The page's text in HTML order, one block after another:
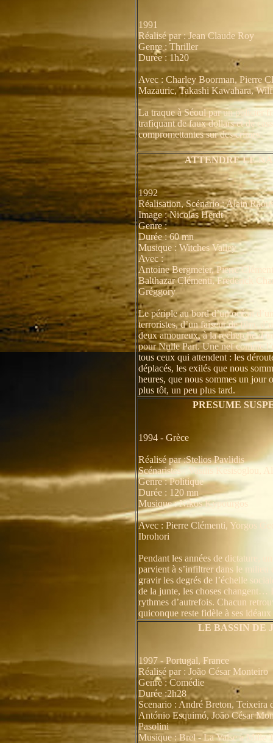
1991
Réalisé par : Jean Claude Roy
Genre : Thriller
Durée : 1h20
Avec : Charley Boorman, Pierre
Mazauric, Takashi Kawahara,
La traque à Séoul par un policier
trafiquant de faux dollars et de
compromettantes sur des crimes.
ATTENDRE LE
1992
Réalisation, Scénario : Alain
Image : Nicolas Herdt
Genre :
Durée : 60 mn
Musique : Witches Valley
Avec :
Antoine Bergmeier, Pierre
Balthazar Clémenti, Frédérick
Gréggory
Le périple au bord d’un océan
terroristes, d’un faiseur de film,
deux amoureux, à la recherche
pour Nulle Part. Une nef comme
tous ceux qui attendent : les
déplacés, les exilés que nous
heures, que nous sommes un jour
plus tôt, un peu plus tard.
PRESUME
1994 - Grèce
Réalisé par :Stelios Pavlidis
Scénaristes : Vasilis Kesisoglou,
Genre : Politique
Durée : 120 mn
Musique : Nikos Kypourgos
Avec : Pierre Clémenti, Yorgos
Ibrohori
Pendant les années de dictature,
parvient à s’infiltrer dans le milieu
gravir les degrés de l’échelle
de la junte, les choses changent…
rythmes d’autrefois. Chacun
quiconque reste fidèle à ses
LE BASSIN DE
1997 - Portugal, France
Réalisé par : João César Monteiro
Genre : Comédie
Durée :2h28
Scenario : André Breton, Teixeira
António Esquimó, João César
Pasolini
Musique : Brel - La Valse à Mille